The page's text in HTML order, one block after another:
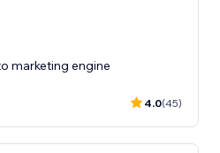
marketing engine
4.0(45)